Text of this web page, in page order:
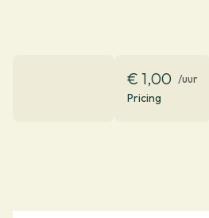
€ 1,00 /uur
Pricing